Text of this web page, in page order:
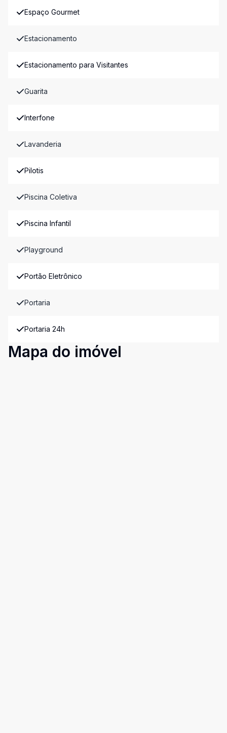
Espaço Gourmet
Estacionamento
Estacionamento para Visitantes
Guarita
Interfone
Lavanderia
Pilotis
Piscina Coletiva
Piscina Infantil
Playground
Portão Eletrônico
Portaria
Portaria 24h
Mapa do imóvel